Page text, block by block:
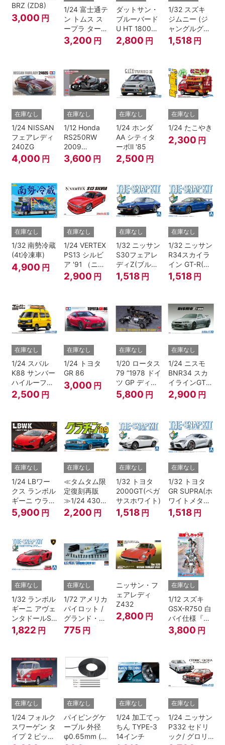
BRZ (ZD8)
3,000 円
1/24 富士通テ
ン トムス ス
ープラ ターボ
A70 1990
JTC
3,200 円
ダットサン・
ブルーバード
U HT 1800
SSS-E
2,800 円
1/32 スズキ
ジムニー (ジ
ャングルグリ
ー ン)
1,518 円
在庫なし
1/24 NISSAN
フェアレディ
240ZG
4,000 円
在庫なし
1/12 Honda
RS250RW
2009
WGP250
3,600 円
在庫なし
1/24 ホンダ
AA シティタ
ーボⅡ '85
2,500 円
在庫なし
1/24 たこやき
2,300 円
在庫なし
1/32 南勢冷蔵
(4t冷凍車)
4,900 円
在庫なし
1/24 VERTEX
PS13 シルビ
ア '91 （ニッ
サン）
2,900 円
在庫なし
1/32 ニッサン
S30フェアレ
ディZ(ブルー
メタリック)
1,518 円
在庫なし
1/32 ニッサン
R34スカイラ
イン GT-R(ベ
イサイドブル
ー)
1,518 円
在庫なし
1/24 スバル
K88 サンバー
ハイルーフ
4WD '80
2,500 円
在庫なし
1/24 トヨタ
GR 86
3,000 円
在庫なし
1/20 ロータス
79 “1978 ドイ
ツ GP ディテ
ールアップ バ
ージョン”
5,800 円
在庫なし
1/24 ニスモ
BNR34 スカ
イラインGT-R
Z-tune '04
2,900 円
在庫なし
1/24 LBワー
クス ランボル
ギーニ ウラカ
ン Ver.1
5,900 円
在庫なし
≪タムタム限
定復刻再販
≫1/24 430セ
ドリック
2,200 円
在庫なし
1/32 トヨタ
2000GT(ペガ
サスホワイト)
1,518 円
在庫なし
1/32 トヨタ
GR SUPRA(ホ
ワイトメタリ
ック)
1,518 円
在庫なし
1/32 ランボル
ギーニ アヴェ
ンタドールS
パールレッド
1,822 円
在庫なし
1/72 アメリカ
パイロット /
グランド・ク
ルーセット
775 円
ニッサン・フ
ェアレディ
Z432
2,800 円
在庫なし
1/12 スズキ
GSX-R750 白
バイ仕様『逮
捕しちゃう
ぞ』
3,800 円
在庫なし
1/24 フォルク
スワーゲン タ
イプ 2 ピック
在庫なし
パイピングケ
ーブル 外径
φ0.65mm (ブ
在庫なし
1/24 加工てっ
ちん TYPE-3
14インチ
在庫なし
1/24 ニッサン
P332 セドリ
ック/ グロリ